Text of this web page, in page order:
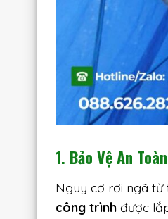
1. Bảo Vệ An
Nguy cơ rơi ngã từ
công trìnhđược